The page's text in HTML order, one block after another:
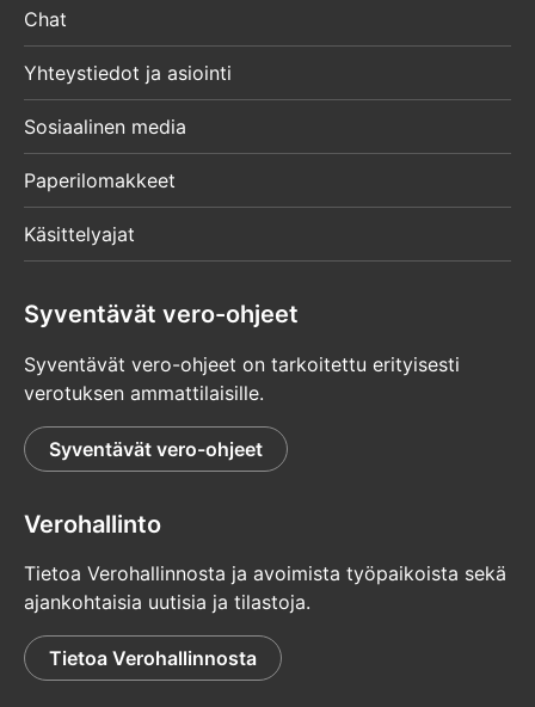
Chat
Yhteystiedot ja asiointi
Sosiaalinen media
Paperilomakkeet
Käsittelyajat
Syventävät vero-ohjeet
Syventävät vero-ohjeet on tarkoitettu erityisesti
verotuksen ammattilaisille.
Syventävät vero-ohjeet
Verohallinto
Tietoa Verohallinnosta ja avoimista työpaikoista sekä
ajankohtaisia uutisia ja tilastoja.
Tietoa Verohallinnosta